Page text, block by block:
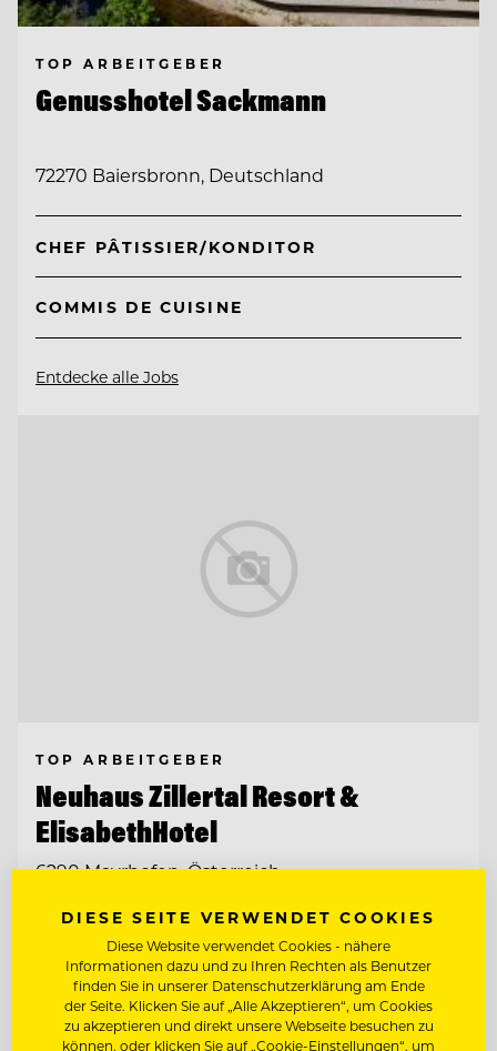
TOP ARBEITGEBER
Genusshotel Sackmann
72270 Baiersbronn, Deutschland
CHEF PÂTISSIER/KONDITOR
COMMIS DE CUISINE
Entdecke alle Jobs
TOP ARBEITGEBER
Neuhaus Zillertal Resort &
ElisabethHotel
6290 Mayrhofen, Österreich
GASTGEWERBEASSISTENT (M/D/W) HGA
LEITUNG SALES & RESERVIERUNG
(M/D/W)
DIESE SEITE VERWENDET COOKIES
Diese Website verwendet Cookies - nähere
Informationen dazu und zu Ihren Rechten als Benutzer
finden Sie in unserer Datenschutzerklärung am Ende
der Seite. Klicken Sie auf „Alle Akzeptieren“, um Cookies
zu akzeptieren und direkt unsere Webseite besuchen zu
können, oder klicken Sie auf „Cookie-Einstellungen“, um